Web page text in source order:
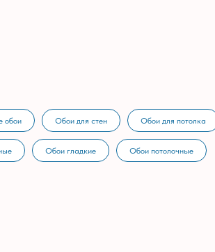
обои Обои для стен Обои для потолка
Обои гладкие Обои потолочные